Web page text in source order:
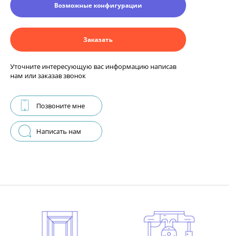
Возможные конфигурации
Заказать
Уточните интересующую вас информацию написав
нам или заказав звонок
Позвоните мне
Написать нам